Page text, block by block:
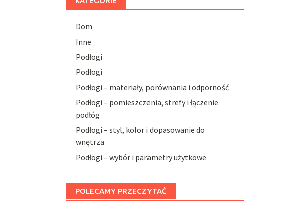
Dom
Inne
Podłogi
Podłogi
Podłogi – materiały, porównania i odporność
Podłogi – pomieszczenia, strefy i łączenie
podłóg
Podłogi – styl, kolor i dopasowanie do
wnętrza
Podłogi – wybór i parametry użytkowe
POLECAMY PRZECZYTAĆ